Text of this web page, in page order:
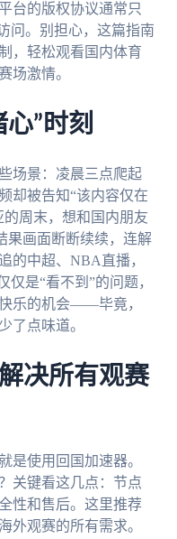
台的版权协议通常只
问。别担心，这篇指南
，轻松观看国内体育
场激情。
”时刻
场景：凌晨三点爬起
却被告知“该内容仅在
周末，想和国内朋友
果画面断断续续，连解
的中超、NBA直播，
是“看不到”的问题，
乐的机会——毕竟，
了点味道。
决所有观赛
是使用回国加速器。
关键看这几点：节点
性和售后。这里推荐
外观赛的所有需求。